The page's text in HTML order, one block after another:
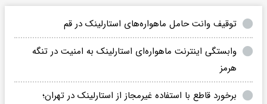
توقیف وانت حامل ماهواره‌های استارلینک در قم
وابستگی اینترنت ماهواره‌ای استارلینک به امنیت در تنگه
هرمز
برخورد قاطع با استفاده غیرمجاز از استارلینک در تهران؛